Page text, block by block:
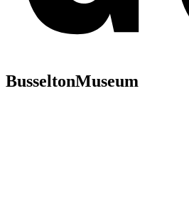
BusseltonMuseum